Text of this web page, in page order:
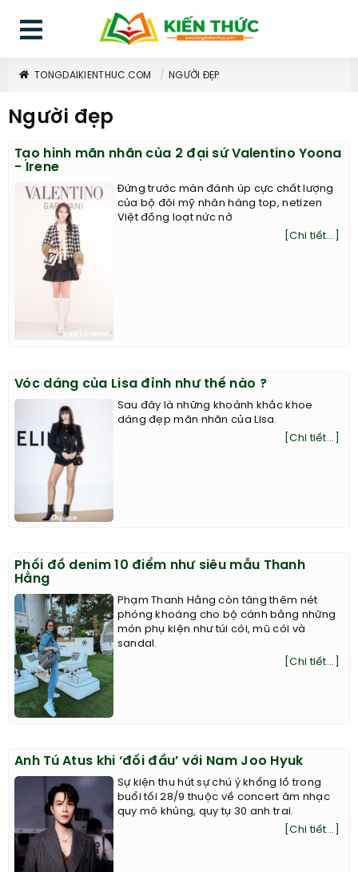
TONGDAIKIENTHUC.COM NGƯỜI ĐẸP
Người đẹp
Tạo hình mãn nhãn của 2 đại sứ Valentino Yoona
- Irene
Đứng trước màn đánh úp cực chất lượng
của bộ đôi mỹ nhân hàng top, netizen
Việt đồng loạt nức nở
[Chi tiết...]
Vóc dáng của Lisa đỉnh như thế nào ?
Sau đây là những khoảnh khắc khoe
dáng đẹp mãn nhãn của Lisa.
[Chi tiết...]
Phối đồ denim 10 điểm như siêu mẫu Thanh
Hằng
Phạm Thanh Hằng còn tăng thêm nét
phóng khoáng cho bộ cánh bằng những
món phụ kiện như túi cói, mũ cói và
sandal.
[Chi tiết...]
Anh Tú Atus khi ‘đối đầu’ với Nam Joo Hyuk
Sự kiện thu hút sự chú ý khổng lồ trong
buổi tối 28/9 thuộc về concert âm nhạc
quy mô khủng, quy tụ 30 anh trai.
[Chi tiết...]